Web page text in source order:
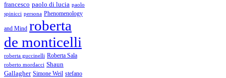
francesco paolo di lucia paolo
spinicci persona Phenomenology
and Mind roberta
de monticelli
roberta guccinelli Roberta Sala
roberto mordacci Shaun
Gallagher Simone Weil stefano